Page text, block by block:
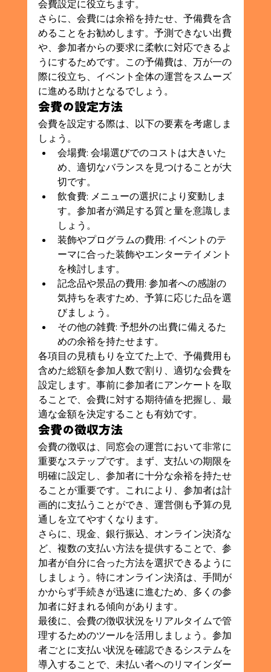
会費設定に役立ちます。
さらに、会費には余裕を持たせ、予備費を含
めることをお勧めします。予測できない出費
や、参加者からの要求に柔軟に対応できるよ
うにするためです。この予備費は、万が一の
際に役立ち、イベント全体の運営をスムーズ
に進める助けとなるでしょう。
会費の設定方法
会費を設定する際は、以下の要素を考慮しま
しょう。
会場費: 会場選びでのコストは大きいた
め、適切なバランスを見つけることが大
切です。
飲食費: メニューの選択により変動しま
す。参加者が満足する質と量を意識しま
しょう。
装飾やプログラムの費用: イベントのテ
ーマに合った装飾やエンターテイメント
を検討します。
記念品や景品の費用: 参加者への感謝の
気持ちを表すため、予算に応じた品を選
びましょう。
その他の雑費: 予想外の出費に備えるた
めの余裕を持たせます。
各項目の見積もりを立てた上で、予備費用も
含めた総額を参加人数で割り、適切な会費を
設定します。事前に参加者にアンケートを取
ることで、会費に対する期待値を把握し、最
適な金額を決定することも有効です。
会費の徴収方法
会費の徴収は、同窓会の運営において非常に
重要なステップです。まず、支払いの期限を
明確に設定し、参加者に十分な余裕を持たせ
ることが重要です。これにより、参加者は計
画的に支払うことができ、運営側も予算の見
通しを立てやすくなります。
さらに、現金、銀行振込、オンライン決済な
ど、複数の支払い方法を提供することで、参
加者が自分に合った方法を選択できるように
しましょう。特にオンライン決済は、手間が
かからず手続きが迅速に進むため、多くの参
加者に好まれる傾向があります。
最後に、会費の徴収状況をリアルタイムで管
理するためのツールを活用しましょう。参加
者ごとに支払い状況を確認できるシステムを
導入することで、未払い者へのリマインダー